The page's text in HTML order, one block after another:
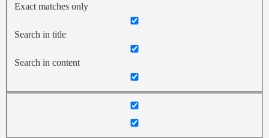
Exact matches only
Search in title
Search in content